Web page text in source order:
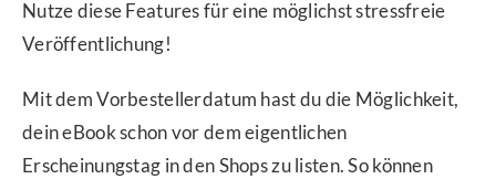
Nutze diese Features für eine möglichst stressfreie
Veröffentlichung!
Mit dem Vorbestellerdatum hast du die Möglichkeit,
dein eBook schon vor dem eigentlichen
Erscheinungstag in den Shops zu listen. So können